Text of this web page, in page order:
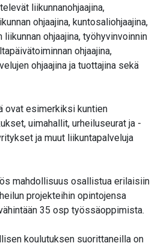
liikunnanohjaajina,
ohjaajina, kuntosaliohjaajina,
ohjaajina, työhyvinvoinnin
ohjaajina,
ohjaajina ja tuottajina sekä
ovat esimerkiksi kuntien
uimahallit, urheiluseurat ja -
ja muut liikuntapalveluja
mahdollisuus osallistua erilaisiin
projekteihin opintojensa
35 osp työssäoppimista.
koulutuksen suorittaneilla on